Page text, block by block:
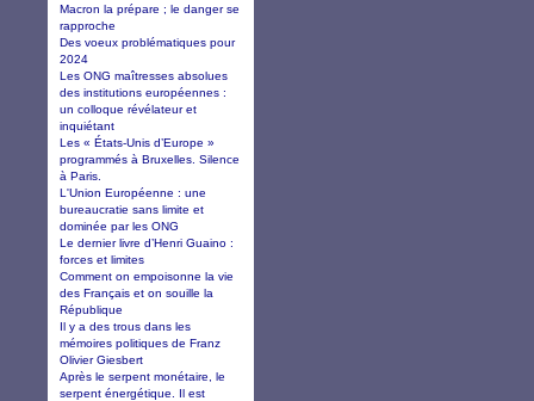
Macron la prépare ; le danger se
rapproche
Des voeux problématiques pour
2024
Les ONG maîtresses absolues
des institutions européennes :
un colloque révélateur et
inquiétant
Les « États-Unis d’Europe »
programmés à Bruxelles. Silence
à Paris.
L'Union Européenne : une
bureaucratie sans limite et
dominée par les ONG
Le dernier livre d’Henri Guaino :
forces et limites
Comment on empoisonne la vie
des Français et on souille la
République
Il y a des trous dans les
mémoires politiques de Franz
Olivier Giesbert
Après le serpent monétaire, le
serpent énergétique. Il est